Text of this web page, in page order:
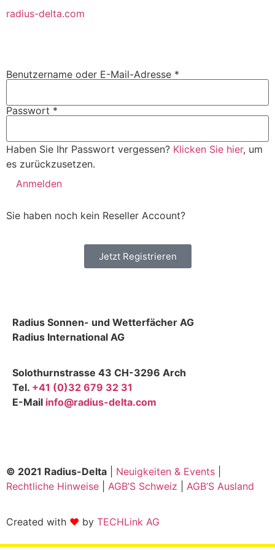
radius-delta.com
Benutzername oder E-Mail-Adresse *
Passwort *
Haben Sie Ihr Passwort vergessen? Klicken Sie hier, um
es zurückzusetzen.
Anmelden
Sie haben noch kein Reseller Account?
Jetzt Registrieren
Radius Sonnen- und Wetterfächer AG
Radius International AG
Solothurnstrasse 43 CH-3296 Arch
Tel. +41 (0)32 679 32 31
E-Mail info@radius-delta.com
© 2021 Radius-Delta Neuigkeiten & Events
Rechtliche Hinweise
AGB’S Schweiz AGB’S Ausland
Created with ❤ by TECHLink AG